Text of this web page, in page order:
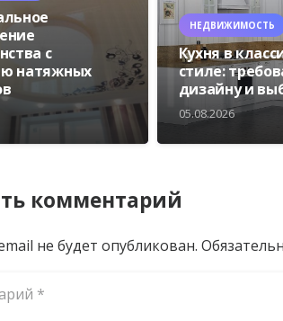
с
натяжных
НЕДВИЖИМОСТЬ
Кухня в
стиле:
дизайну и
05.08.2026
комментарий
не будет опубликован.